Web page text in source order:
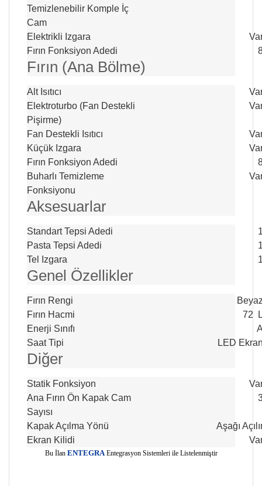
Temizlenebilir Komple İç
Cam
Elektrikli Izgara
Fırın Fonksiyon Adedi
Fırın (Ana Bölme)
Alt Isıtıcı
Elektroturbo (Fan Destekli
Pişirme)
Fan Destekli Isıtıcı
Küçük Izgara
Fırın Fonksiyon Adedi
Buharlı Temizleme
Fonksiyonu
Aksesuarlar
Standart Tepsi Adedi
Pasta Tepsi Adedi
Tel Izgara
Genel Özellikler
Fırın Rengi
Fırın Hacmi
72
Enerji Sınıfı
Saat Tipi
LED
Diğer
Statik Fonksiyon
Ana Fırın Ön Kapak Cam
Sayısı
Kapak Açılma Yönü
Aşağı
Ekran Kilidi
Bu İlan ENTEGRAEntegrasyon Sistemleri ile Listelenmiştir